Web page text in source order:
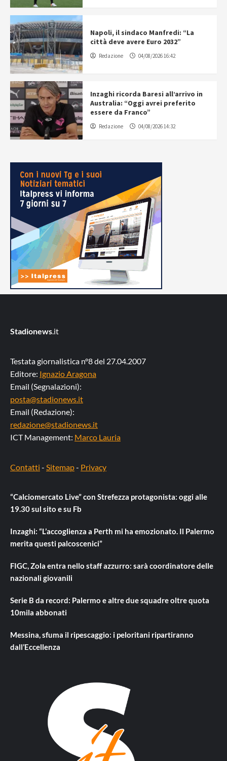
Napoli, il sindaco Manfredi: “La
città deve avere Euro 2032”
Redazione 04/08/2026 16:42
Inzaghi ricorda Baresi all’arrivo in
Australia: “Oggi avrei preferito
essere da Franco”
Redazione 04/08/2026 14:32
Stadionews.it
Testata giornalistica n°8 del 27.04.2007
Editore: Ignazio Aragona
Email (Segnalazioni):
posta@stadionews.it
Email (Redazione):
redazione@stadionews.it
ICT Management: Marco Lauria
Contatti - Sitemap- Privacy
“Calciomercato Live” con Strefezza protagonista: oggi alle
19.30 sul sito e su Fb
Inzaghi: “L’accoglienza a Perth mi ha emozionato. Il Palermo
merita questi palcoscenici”
FIGC, Zola entra nello staff azzurro: sarà coordinatore delle
nazionali giovanili
Serie B da record: Palermo e altre due squadre oltre quota
10mila abbonati
Messina, sfuma il ripescaggio: i peloritani ripartiranno
dall’Eccellenza